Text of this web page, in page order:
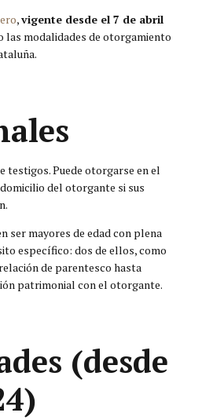
,vigente desde el 7 de abril
las modalidades de otorgamiento
testigos. Puede otorgarse en el
del otorgante si sus
ser mayores de edad con plena
específico: dos de ellos, como
de parentesco hasta
patrimonial con el otorgante.
(desde